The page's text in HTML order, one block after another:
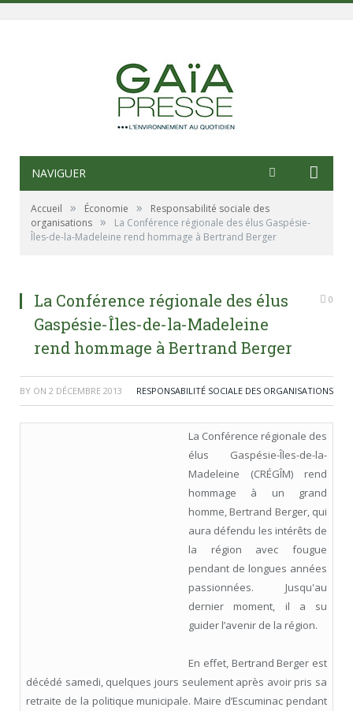
NAVIGUER
Accueil » Économie »
Responsabilité sociale des
organisations »
La Conférence régionale des élus Gaspésie-
Îles-de-la-Madeleine rend hommage à Bertrand Berger
La Conférence régionale des élus
Gaspésie-Îles-de-la-Madeleine
rend hommage à Bertrand Berger
0
BY ON 2 DÉCEMBRE 2013 RESPONSABILITÉ SOCIALE DES ORGANISATIONS
La Conférence régionale des
élus Gaspésie-Îles-de-la-
Madeleine (CRÉGÎM) rend
hommage à un grand
homme, Bertrand Berger, qui
aura défendu les intérêts de
la région avec fougue
pendant de longues années
passionnées. Jusqu'au
dernier moment, il a su
guider l’avenir de la région.
En effet, Bertrand Berger est
décédé samedi, quelques jours seulement après avoir pris sa
retraite de la politique municipale. Maire d’Escuminac pendant